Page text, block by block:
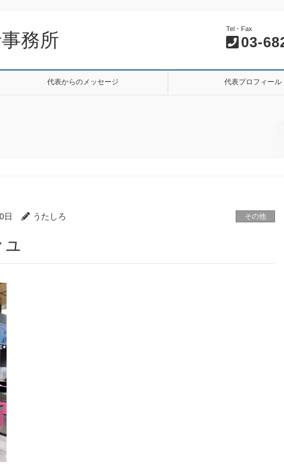
務所
Tel・Fax
03-
代表からのメッセージ 代表プロフィール
日 うたしろ その他